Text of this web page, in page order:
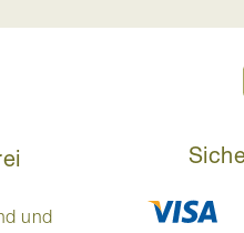
und